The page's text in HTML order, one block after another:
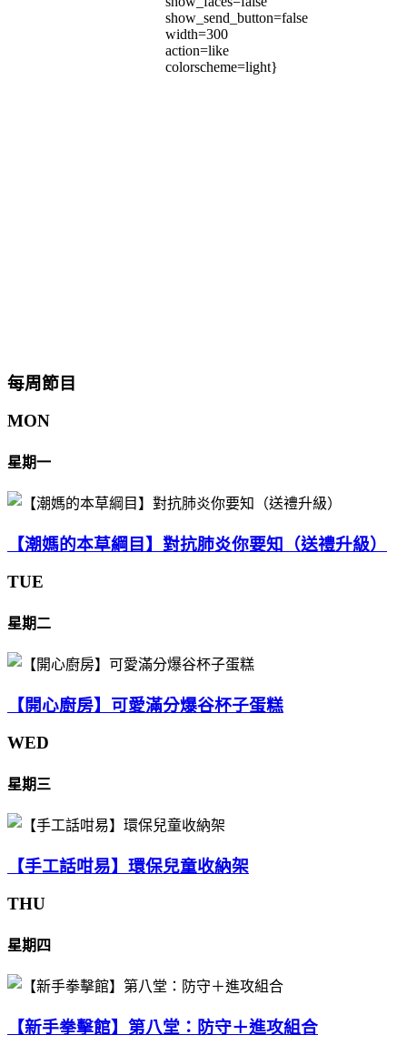
show_send_button=false
width=300
action=like
colorscheme=light}
每周節目
MON
星期一
【潮媽的本草綱目】對抗肺炎你要知（送禮升級）
TUE
星期二
【開心廚房】可愛滿分爆谷杯子蛋糕
WED
星期三
【手工話咁易】環保兒童收納架
THU
星期四
【新手拳擊館】第八堂：防守＋進攻組合